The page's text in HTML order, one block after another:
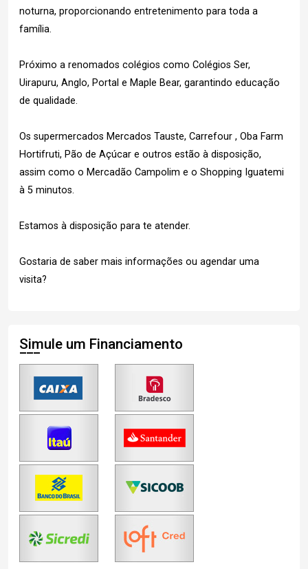
noturna, proporcionando entretenimento para toda a
família.
Próximo a renomados colégios como Colégios Ser,
Uirapuru, Anglo, Portal e Maple Bear, garantindo educação
de qualidade.
Os supermercados Mercados Tauste, Carrefour , Oba Farm
Hortifruti, Pão de Açúcar e outros estão à disposição,
assim como o Mercadão Campolim e o Shopping Iguatemi
à 5 minutos.
Estamos à disposição para te atender.
Gostaria de saber mais informações ou agendar uma
visita?
Simule um Financiamento